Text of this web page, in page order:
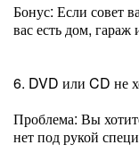
Бонус: Если совет
вас есть дом,
6. DVD или CD не
Проблема: Вы
нет под рукой